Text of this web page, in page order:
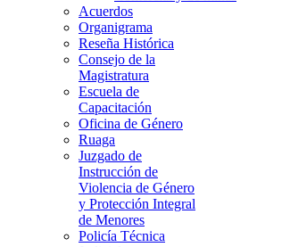
Acuerdos
Organigrama
Reseña Histórica
Consejo de la
Magistratura
Escuela de
Capacitación
Oficina de Género
Ruaga
Juzgado de
Instrucción de
Violencia de Género
y Protección Integral
de Menores
Policía Técnica